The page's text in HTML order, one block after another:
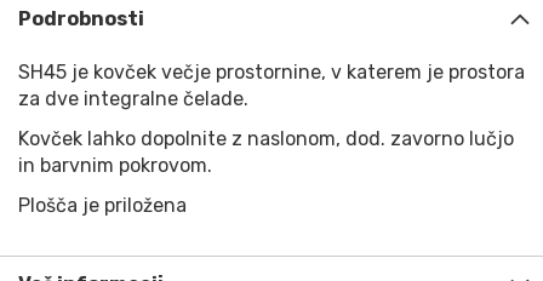
Podrobnosti
SH45 je kovček večje prostornine, v katerem je prostora
za dve integralne čelade.
Kovček lahko dopolnite z naslonom, dod. zavorno lučjo
in barvnim pokrovom.
Plošča je priložena